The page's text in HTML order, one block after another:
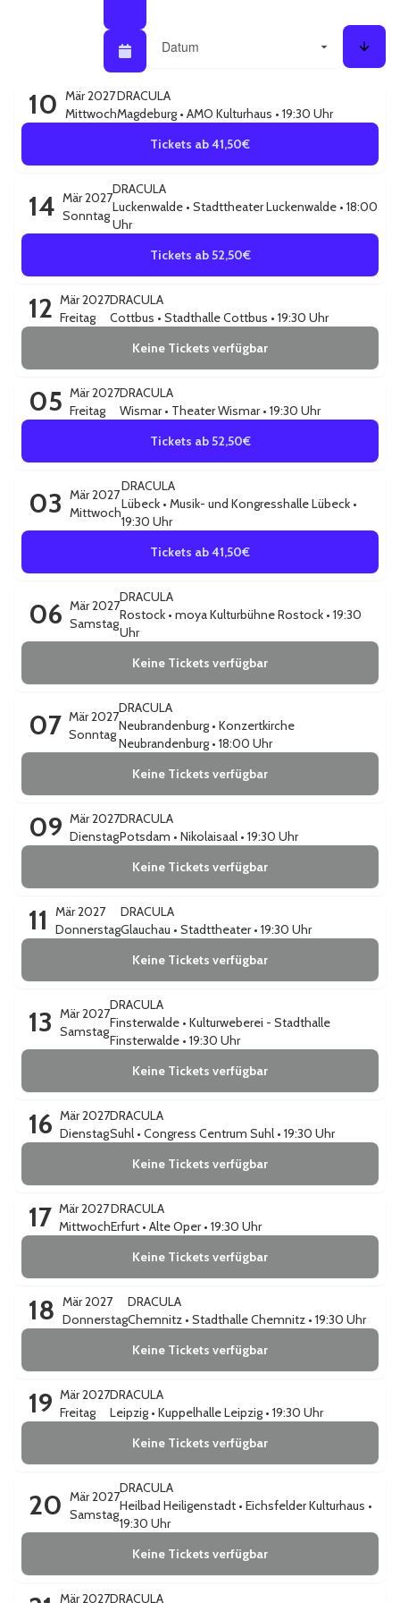
KalenderansichtSortieren nach
10 Mär 2027
Mittwoch
DRACULA
Magdeburg • AMO Kulturhaus • 19:30 Uhr
Tickets ab 41,50€
14 Mär 2027
Sonntag
DRACULA
Luckenwalde • Stadttheater Luckenwalde • 18:00
Uhr
Tickets ab 52,50€
12 Mär 2027
Freitag
DRACULA
Cottbus • Stadthalle Cottbus • 19:30 Uhr
Keine Tickets verfügbar
05 Mär 2027
Freitag
DRACULA
Wismar• Theater Wismar• 19:30 Uhr
Tickets ab 52,50€
03 Mär 2027
Mittwoch
DRACULA
Lübeck • Musik- und Kongresshalle Lübeck •
19:30 Uhr
Tickets ab 41,50€
06 Mär 2027
Samstag
DRACULA
Rostock • moya Kulturbühne Rostock • 19:30
Uhr
Keine Tickets verfügbar
07 Mär 2027
Sonntag
DRACULA
Neubrandenburg • Konzertkirche
Neubrandenburg • 18:00 Uhr
Keine Tickets verfügbar
09 Mär 2027
Dienstag
DRACULA
Potsdam • Nikolaisaal • 19:30 Uhr
Keine Tickets verfügbar
11
Mär 2027
Donnerstag
DRACULA
Glauchau • Stadttheater• 19:30 Uhr
Keine Tickets verfügbar
13 Mär 2027
Samstag
DRACULA
Finsterwalde • Kulturweberei - Stadthalle
Finsterwalde • 19:30 Uhr
Keine Tickets verfügbar
16 Mär 2027
Dienstag
DRACULA
Suhl • Congress Centrum Suhl • 19:30 Uhr
Keine Tickets verfügbar
17 Mär 2027
Mittwoch
DRACULA
Erfurt • Alte Oper• 19:30 Uhr
Keine Tickets verfügbar
18 Mär 2027
Donnerstag
DRACULA
Chemnitz • Stadthalle Chemnitz • 19:30 Uhr
Keine Tickets verfügbar
19 Mär 2027
Freitag
DRACULA
Leipzig • Kuppelhalle Leipzig • 19:30 Uhr
Keine Tickets verfügbar
20 Mär 2027
Samstag
DRACULA
Heilbad Heiligenstadt • Eichsfelder Kulturhaus •
19:30 Uhr
Keine Tickets verfügbar
Mär 2027DRACULA